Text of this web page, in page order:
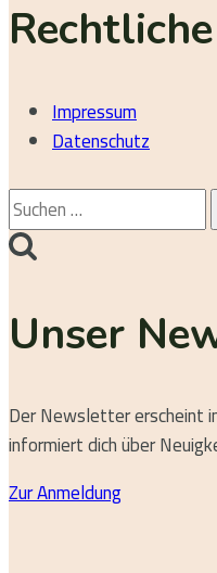
Impressum
Datenschutz
Suchen
nach:
Unser
Der Newsletter erscheint
informiert dich über
Zur Anmeldung